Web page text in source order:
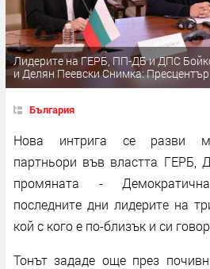
Лидерите на ГЕРБ, ПП-ДБ и ДПС
и Делян Пеевски Снимка:
България
Нова интрига се разви
партньори във властта ГЕРБ,
промяната -
последните дни лидерите на
кой с кого е по-близък и си
Тонът зададе още през